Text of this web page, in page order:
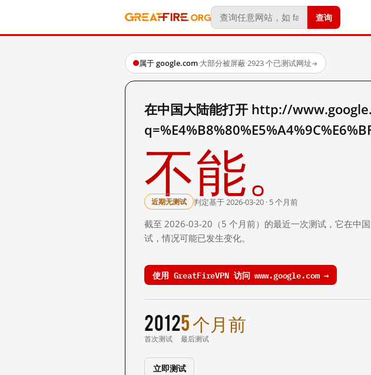
查询
属于 google.com·大部分被屏蔽·2923 个已测试网址→
在中国大陆能打开 http://
不能。
近期无测试 判定基于 2026-03-20 · 5 个月前
截至 2026-03-20（5 个月前）的最近一次测试，它在中
试，情况可能已发生变化。
使用 GreatFireVPN 访问 www.google.com →
2012
首次测试
5 个月前
最后测试
立即测试